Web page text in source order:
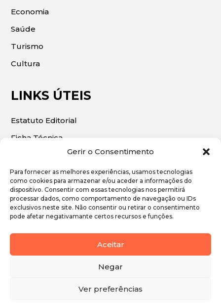
Gerir o Consentimento
Para fornecer as melhores experiências, usamos tecnologias
como cookies para armazenar e/ou aceder a informações do
dispositivo. Consentir com essas tecnologias nos permitirá
processar dados, como comportamento de navegação ou IDs
exclusivos neste site. Não consentir ou retirar o consentimento
pode afetar negativamante certos recursos e funções.
Aceitar
Negar
Ver preferências
Economia
Saúde
Turismo
Cultura
LINKS ÚTEIS
Estatuto Editorial
Ficha Técnica
© 2026 | O Algarve Económico. Todos os direitos
reservados.